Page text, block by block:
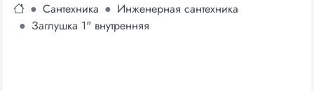
Сантехника
Инженерная сантехника
Заглушка 1" внутренняя